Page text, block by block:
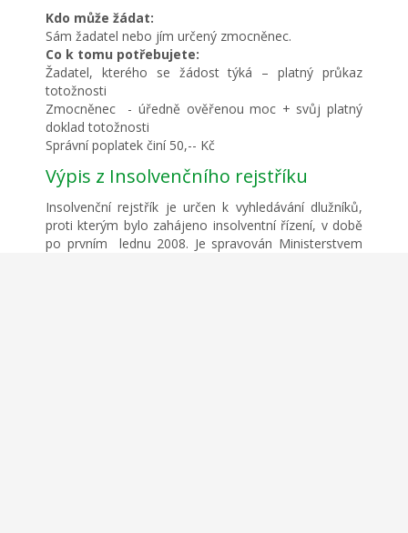
Kdo může žádat:
Sám žadatel nebo jím určený zmocněnec.
Co k tomu potřebujete:
Žadatel, kterého se žádost týká – platný průkaz
totožnosti
Zmocněnec - úředně ověřenou moc + svůj platný
doklad totožnosti
Správní poplatek činí 50,-- Kč
Výpis z Insolvenčního rejstříku
Insolvenční rejstřík je určen k vyhledávání dlužníků,
proti kterým bylo zahájeno insolventní řízení, v době
po prvním lednu 2008. Je spravován Ministerstvem